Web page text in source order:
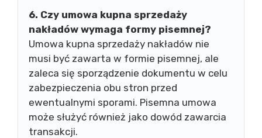
6. Czy umowa kupna sprzedaży
nakładów wymaga formy pisemnej?
Umowa kupna sprzedaży nakładów nie
musi być zawarta w formie pisemnej, ale
zaleca się sporządzenie dokumentu w celu
zabezpieczenia obu stron przed
ewentualnymi sporami. Pisemna umowa
może służyć również jako dowód zawarcia
transakcji.